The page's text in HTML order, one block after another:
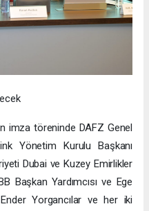
imza töreninde DAFZ Genel
Yönetim Kurulu Başkanı
Dubai ve Kuzey Emirlikler
Başkan Yardımcısı ve Ege
Yorgancılar ve her iki